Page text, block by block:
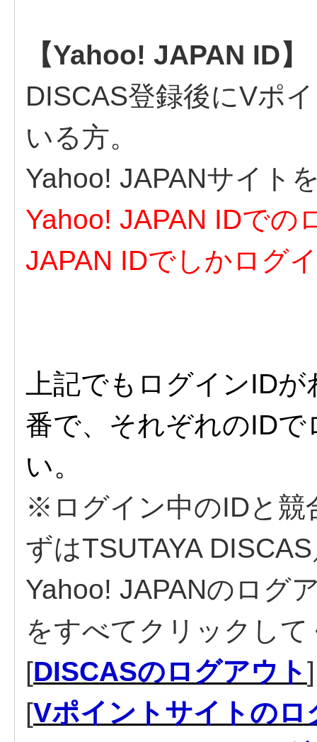
【Yahoo! JAPAN ID】
DISCAS登録後にVポ
いる方。
Yahoo! JAPANサイト
Yahoo! JAPAN IDでの
JAPAN IDでしかログ
上記でもログインID
番で、それぞれのID
い。
※ログイン中のIDと競
ずはTSUTAYA
Yahoo! JAPANのログ
をすべてクリックし
[DISCASのログアウト]
[Vポイントサイトのロ